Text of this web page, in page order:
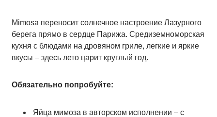
Mimosa переносит солнечное настроение Лазурного
берега прямо в сердце Парижа. Средиземноморская
кухня с блюдами на дровяном гриле, легкие и яркие
вкусы – здесь лето царит круглый год.
Обязательно попробуйте:
Яйца мимоза в авторском исполнении – с